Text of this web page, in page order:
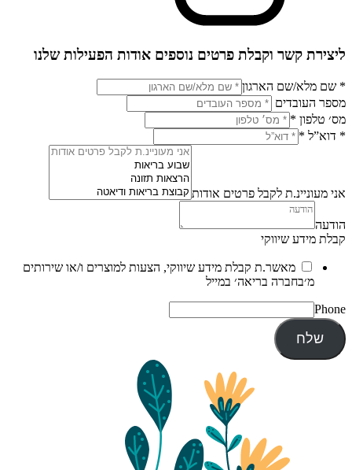
ליצירת קשר וקבלת פרטים נוספים אודות הפעילות שלנו
* שם מלא/שם הארגון
מספר העובדים
מס׳ טלפון *
* דוא”ל *
אני מעוניינ.ת לקבל פרטים אודות
הודעה
קבלת מידע שיווקי
מאשר.ת קבלת מידע שיווקי, הצעות למוצרים ו/או שירותים
מ׳בחברה בריאה׳ במייל
Phone
שלח